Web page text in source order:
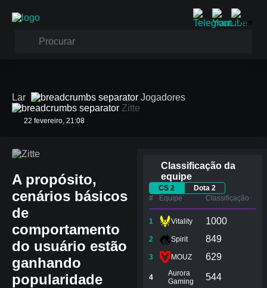
Lar
Jogadores
Zitte
22 fevereiro, 21:08
Zitte
A propósito,
cenários básicos
de
comportamento
do usuário estão
ganhando
popularidade
Classificação da
equipe
CS 2
Dota 2
#
Equipe Сlassificação
1 Vitality 1000
2 Spirit 849
3 MOUZ 629
4
Aurora
Gaming
544